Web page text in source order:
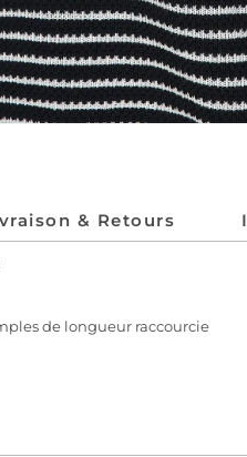
& Retours
de longueur raccourcie